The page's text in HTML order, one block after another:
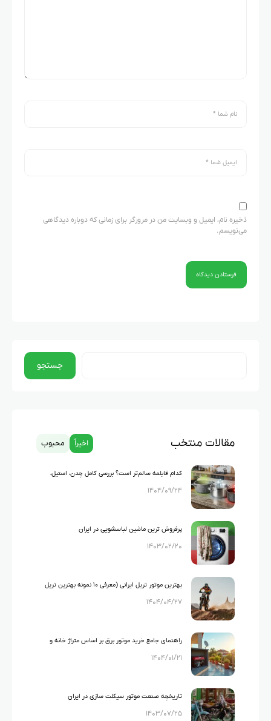
ذخیره نام، ایمیل و وبسایت من در مرورگر برای زمانی که دوباره دیدگاهی
می‌نویسم.
جستجو
مقالات منتخب اخیراً محبوب
کدام قابلمه سالم‌تر است؟ بررسی کامل چدن، استیل،
گرانیت و تفلون
۱۴۰۴/۰۹/۲۴
پرفروش ترین ماشین لباسشویی در ایران
۱۴۰۳/۰۲/۲۰
بهترین موتور تریل ایرانی (معرفی ۱۰ نمونه بهترین تریل
های ایرانی)
۱۴۰۴/۰۴/۲۷
راهنمای جامع خرید موتور برق بر اساس متراژ خانه و
لوازم خانگی
۱۴۰۴/۰۱/۲۱
تاریخچه صنعت موتور سیکلت سازی در ایران
۱۴۰۳/۰۷/۲۵